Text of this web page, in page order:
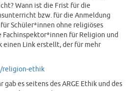
Wann ist die Frist für die
bzw. für die Anmeldung
Schüler*innen ohne religiöses
für Religion und
einen Link erstellt, der für mehr
religion-ethik
gab es seitens des ARGE Ethik und des